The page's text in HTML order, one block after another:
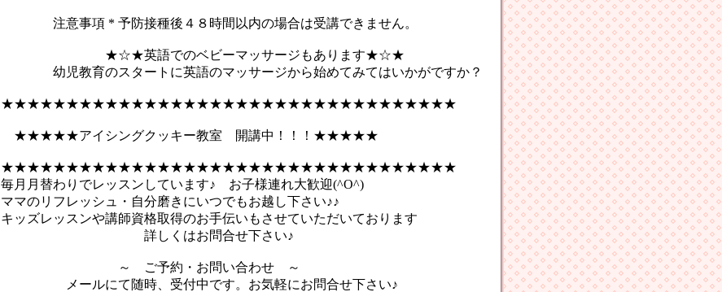
注意事項 * 予防接種後４８時間以内の場合は受講できません。
★☆★英語でのベビーマッサージもあります★☆★
幼児教育のスタートに英語のマッサージから始めてみてはいかがですか？
★★★★★★★★★★★★★★★★★★★★★★★★★★★★★★★★★★★
★★★★★アイシングクッキー教室 開講中！！！★★★★★
★★★★★★★★★★★★★★★★★★★★★★★★★★★★★★★★★★★
毎月月替わりでレッスンしています♪ お子様連れ大歓迎(^O^)
ママのリフレッシュ・自分磨きにいつでもお越し下さい♪♪
キッズレッスンや講師資格取得のお手伝いもさせていただいております
詳しくはお問合せ下さい♪
～ ご予約・お問い合わせ ～
メールにて随時、受付中です。お気軽にお問合せ下さい♪